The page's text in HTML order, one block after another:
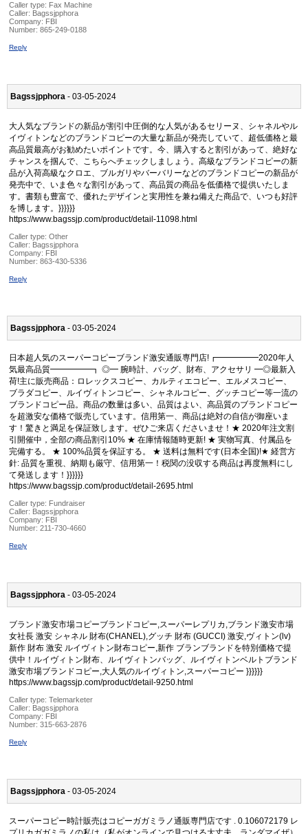
Caller type: Fax Machine
Caller: Bagssjpphora
Company: FBI
Number: 865-249-0188
Reply
Bagssjpphora - 03-05-2024
大人気なブランドの新品が割引中圧倒的な人気があるセリーヌ、シャネルやル
イヴィトンなどのブランドコピーの大量な新品が発売していて、超低価格と最
高品質最高がお勧めたいポイントです。今、購入すると割引があって、絶好な
チャンスを掴んで、こちらへチェックしましょう。高級なブランドコピーの新
品が入荷高級なクロエ、ブルガリやバーバリーなどのブランドコピーの新品が
発売中で、いま色々な割引があって、高品質の商品を低価格で提供いたしま
す。書類も豊富で、優れたデザインと実用性を兼ね備えた商品で、いつも好評
を博します。}}}}}}
https://www.bagssjp.com/product/detail-11098.html
Caller type: Other
Caller: Bagssjpphora
Company: FBI
Number: 863-430-5336
Reply
Bagssjpphora - 03-05-2024
日本超人気のスーパーコピーブランド激安通販専門店!┏━━━━━2020年人
気最高品質━━━━━┓ ◎━ 腕時計、バッグ、財布、アクセサリ ━◎最新入
荷!主に販売商品：ロレックスコピー、カルティエコピー、エルメスコピー、
ブラダコピー、ルイヴィトンコピー、シャネルコピー、グッチコピー等一流の
ブランドコピー品。商品の数量は多い、品質はよい、高品質のブランドコピー
を超激安な価格で販売しています。信用第一、商品は絶対の自信が御座いま
す！驚きと満足を保証致します。ぜひご来店くださいませ！★ 2020年注文割
引開催中，全部の商品割引10% ★ 在庫情報随時更新! ★ 実物写真、付属品を
完備する。 ★ 100%品質を保証する。 ★ 送料は無料です(日本全国)!★ 経営方
針: 品質を重視、納期も厳守、信用第一！税関の没収する商品は再度無料にし
て発送します！}}}}}}
https://www.bagssjp.com/product/detail-2695.html
Caller type: Fundraiser
Caller: Bagssjpphora
Company: FBI
Number: 211-730-4660
Reply
Bagssjpphora - 03-05-2024
ブランド激安市場コピーブランドコピー,スーパーレプリカ,ブランド激安市場
女社長 激安 シャネル 財布(CHANEL),グッチ 財布 (GUCCI) 激安,ヴィトン(lv)
新作 財布 激安 ルイヴィトン財布コピー,新作 ブランブランドを特別価格で提
供中！ルイヴィトン財布、ルイヴィトンバッグ、ルイヴィトンベルトブランド
激安市場ブランドコピー,大人気のルイヴィトン,スーパーコピー }}}}}}
https://www.bagssjp.com/product/detail-9250.html
Caller type: Telemarketer
Caller: Bagssjpphora
Company: FBI
Number: 315-663-2876
Reply
Bagssjpphora - 03-05-2024
スーパーコピー時計販売はコピーガガミラノ通販専門店です . 0.106072179 レ